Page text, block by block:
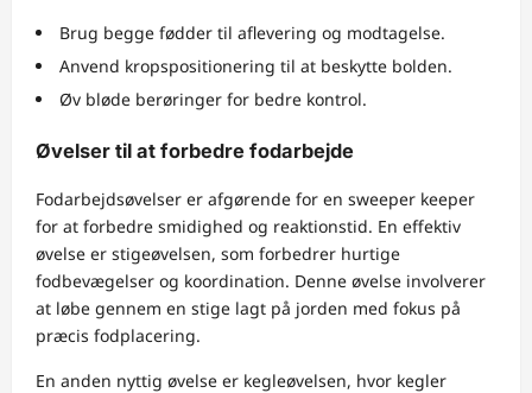
Brug begge fødder til aflevering og modtagelse.
Anvend kropspositionering til at beskytte bolden.
Øv bløde berøringer for bedre kontrol.
Øvelser til at forbedre fodarbejde
Fodarbejdsøvelser er afgørende for en sweeper keeper
for at forbedre smidighed og reaktionstid. En effektiv
øvelse er stigeøvelsen, som forbedrer hurtige
fodbevægelser og koordination. Denne øvelse involverer
at løbe gennem en stige lagt på jorden med fokus på
præcis fodplacering.
En anden nyttig øvelse er kegleøvelsen, hvor kegler